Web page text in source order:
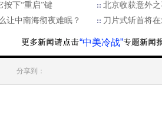
按下“重启”键
北京收获意外
让中南海彻夜难眠？
刀片式斩首将
“中美冷战”
分享到：